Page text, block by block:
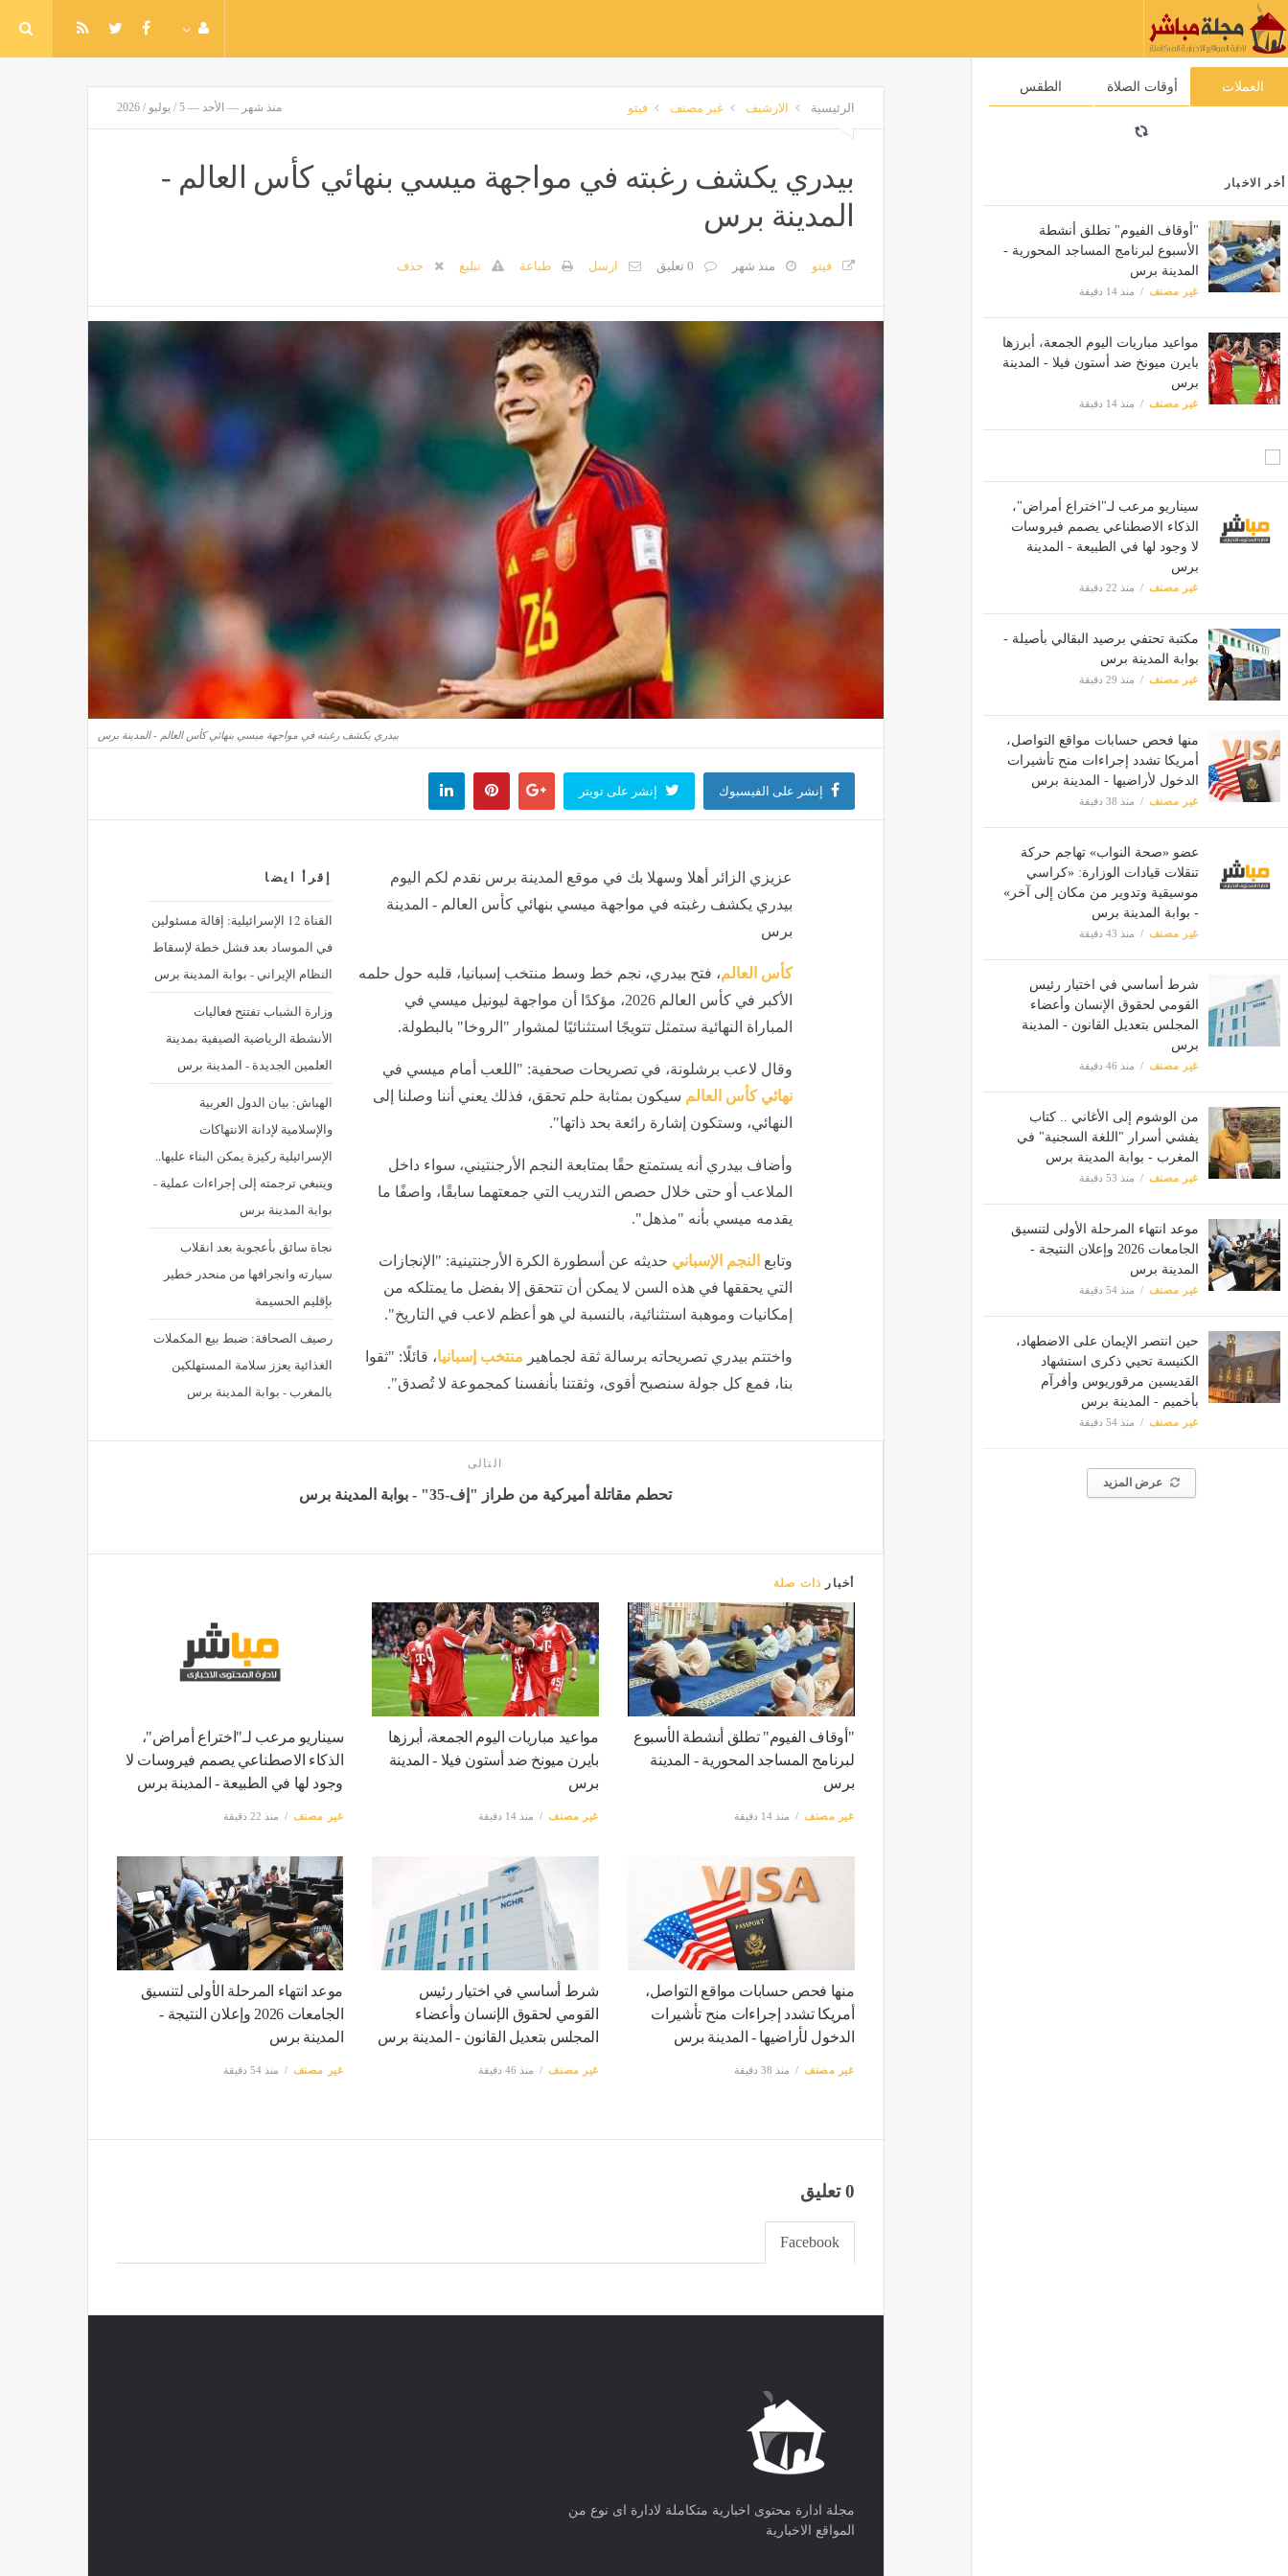
العملات أوقات الصلاة الطقس
أخر الاخبار
"أوقاف الفيوم" تطلق أنشطة
الأسبوع لبرنامج المساجد المحورية -
المدينة برس
غير مصنف منذ 14 دقيقة
مواعيد مباريات اليوم الجمعة، أبرزها
بايرن ميونخ ضد أستون فيلا - المدينة
برس
غير مصنف منذ 14 دقيقة
سيناريو مرعب لـ"اختراع أمراض"،
الذكاء الاصطناعي يصمم فيروسات
لا وجود لها في الطبيعة - المدينة
برس
غير مصنف منذ 22 دقيقة
مكتبة تحتفي برصيد البقالي بأصيلة -
بوابة المدينة برس
غير مصنف منذ 29 دقيقة
منها فحص حسابات مواقع التواصل،
أمريكا تشدد إجراءات منح تأشيرات
الدخول لأراضيها - المدينة برس
غير مصنف منذ 38 دقيقة
عضو «صحة النواب» تهاجم حركة
تنقلات قيادات الوزارة: «كراسي
موسيقية وتدوير من مكان إلى آخر»
- بوابة المدينة برس
غير مصنف منذ 43 دقيقة
شرط أساسي في اختيار رئيس
القومي لحقوق الإنسان وأعضاء
المجلس بتعديل القانون - المدينة
برس
غير مصنف منذ 46 دقيقة
من الوشوم إلى الأغاني .. كتاب
يفشي أسرار "اللغة السجنية" في
المغرب - بوابة المدينة برس
غير مصنف منذ 53 دقيقة
موعد انتهاء المرحلة الأولى لتنسيق
الجامعات 2026 وإعلان النتيجة -
المدينة برس
غير مصنف منذ 54 دقيقة
حين انتصر الإيمان على الاضطهاد،
الكنيسة تحيي ذكرى استشهاد
القديسين مرقوريوس وأفرآم
بأخميم - المدينة برس
غير مصنف منذ 54 دقيقة
عرض المزيد
الرئيسية الارشيف غير مصنف فيتو منذ شهر — الأحد — 5 / يوليو / 2026
بيدري يكشف رغبته في مواجهة ميسي بنهائي كأس العالم -
المدينة برس
فيتو منذ شهر 0 تعليق ارسل طباعة تبليغ حذف
بيدري يكشف رغبته في مواجهة ميسي بنهائي كأس العالم - المدينة برس
إنشر على الفيسبوك إنشر على تويتر
إقرأ ايضا
القناة 12 الإسرائيلية: إقالة مسئولين
في الموساد بعد فشل خطة لإسقاط
النظام الإيراني - بوابة المدينة برس
وزارة الشباب تفتتح فعاليات
الأنشطة الرياضية الصيفية بمدينة
العلمين الجديدة - المدينة برس
الهباش: بيان الدول العربية
والإسلامية لإدانة الانتهاكات
الإسرائيلية ركيزة يمكن البناء عليها..
وينبغي ترجمته إلى إجراءات عملية -
بوابة المدينة برس
نجاة سائق بأعجوبة بعد انقلاب
سيارته وانجرافها من منحدر خطير
بإقليم الحسيمة
رصيف الصحافة: ضبط بيع المكملات
الغذائية يعزز سلامة المستهلكين
بالمغرب - بوابة المدينة برس
عزيزي الزائر أهلا وسهلا بك في موقع المدينة برس نقدم لكم اليوم
بيدري يكشف رغبته في مواجهة ميسي بنهائي كأس العالم - المدينة
برس
كأس العالم، فتح بيدري، نجم خط وسط منتخب إسبانيا، قلبه حول حلمه
الأكبر في كأس العالم 2026، مؤكدًا أن مواجهة ليونيل ميسي في
المباراة النهائية ستمثل تتويجًا استثنائيًا لمشوار "الروخا" بالبطولة.
وقال لاعب برشلونة، في تصريحات صحفية: "اللعب أمام ميسي في
نهائي كأس العالم سيكون بمثابة حلم تحقق، فذلك يعني أننا وصلنا إلى
النهائي، وستكون إشارة رائعة بحد ذاتها".
وأضاف بيدري أنه يستمتع حقًا بمتابعة النجم الأرجنتيني، سواء داخل
الملاعب أو حتى خلال حصص التدريب التي جمعتهما سابقًا، واصفًا ما
يقدمه ميسي بأنه "مذهل".
وتابع النجم الإسباني حديثه عن أسطورة الكرة الأرجنتينية: "الإنجازات
التي يحققها في هذه السن لا يمكن أن تتحقق إلا بفضل ما يمتلكه من
إمكانيات وموهبة استثنائية، بالنسبة لي هو أعظم لاعب في التاريخ".
واختتم بيدري تصريحاته برسالة ثقة لجماهير منتخب إسبانيا، قائلًا: "ثقوا
بنا، فمع كل جولة سنصبح أقوى، وثقتنا بأنفسنا كمجموعة لا تُصدق".
التالى
تحطم مقاتلة أميركية من طراز "إف-35" - بوابة المدينة برس
أخبار ذات صلة
"أوقاف الفيوم" تطلق أنشطة الأسبوع
لبرنامج المساجد المحورية - المدينة
برس
غير مصنف منذ 14 دقيقة
مواعيد مباريات اليوم الجمعة، أبرزها
بايرن ميونخ ضد أستون فيلا - المدينة
برس
غير مصنف منذ 14 دقيقة
سيناريو مرعب لـ"اختراع أمراض"،
الذكاء الاصطناعي يصمم فيروسات لا
وجود لها في الطبيعة - المدينة برس
غير مصنف منذ 22 دقيقة
منها فحص حسابات مواقع التواصل،
أمريكا تشدد إجراءات منح تأشيرات
الدخول لأراضيها - المدينة برس
غير مصنف منذ 38 دقيقة
شرط أساسي في اختيار رئيس
القومي لحقوق الإنسان وأعضاء
المجلس بتعديل القانون - المدينة برس
غير مصنف منذ 46 دقيقة
موعد انتهاء المرحلة الأولى لتنسيق
الجامعات 2026 وإعلان النتيجة -
المدينة برس
غير مصنف منذ 54 دقيقة
0 تعليق
Facebook
مجلة ادارة محتوى اخبارية متكاملة لادارة اى نوع من
المواقع الاخبارية